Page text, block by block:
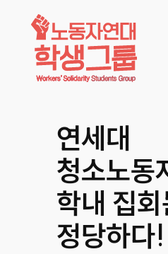
콘텐츠로
바로가기
연세대
청소노동
학내 집
정당하다!